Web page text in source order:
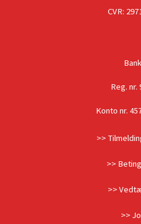
CVR:
Reg. nr.
Konto nr.
>>
>>
>>
>>